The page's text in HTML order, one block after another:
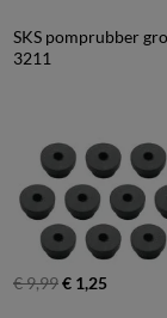
SKS pomprubber
3211
€ 9,99€ 1,25